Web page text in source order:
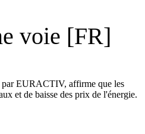
voie [FR]
par EURACTIV, affirme que les
et de baisse des prix de l'énergie.